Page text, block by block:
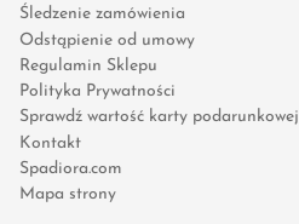
Śledzenie zamówienia
Odstąpienie od umowy
Regulamin Sklepu
Polityka Prywatności
Sprawdź wartość karty podarunkowej
Kontakt
Spadiora.com
Mapa strony